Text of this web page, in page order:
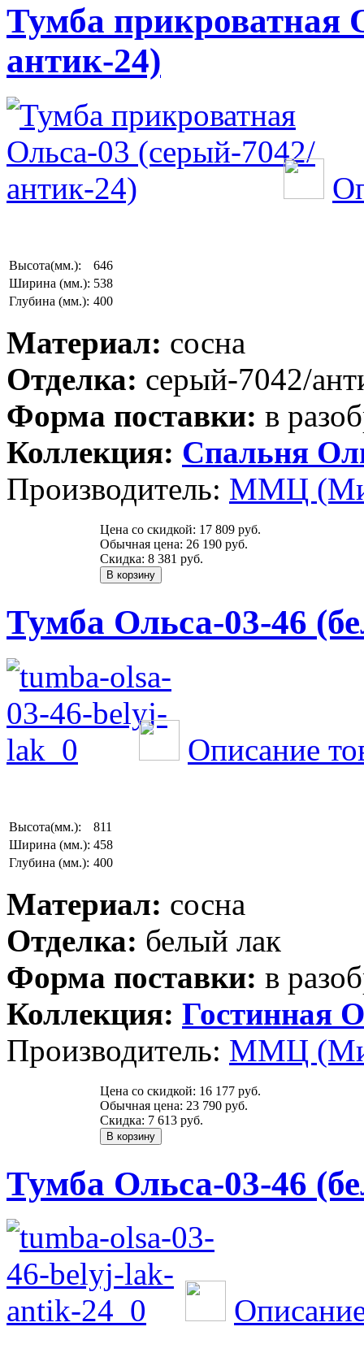
Тумба прикроватная
антик-24)
Высота(мм.):
646
Ширина (мм.): 538
Глубина (мм.): 400
Материал: сосна
Отделка: серый-7042/
Форма поставки: в
Коллекция: Спальня
Производитель: ММЦ
Цена со скидкой: 17 809 руб.
Обычная цена: 26 190 руб.
Скидка: 8 381 руб.
Тумба Ольса-03-46
Описание
Высота(мм.):
811
Ширина (мм.): 458
Глубина (мм.): 400
Материал: сосна
Отделка: белый лак
Форма поставки: в
Коллекция: Гостинная
Производитель: ММЦ
Цена со скидкой: 16 177 руб.
Обычная цена: 23 790 руб.
Скидка: 7 613 руб.
Тумба Ольса-03-46